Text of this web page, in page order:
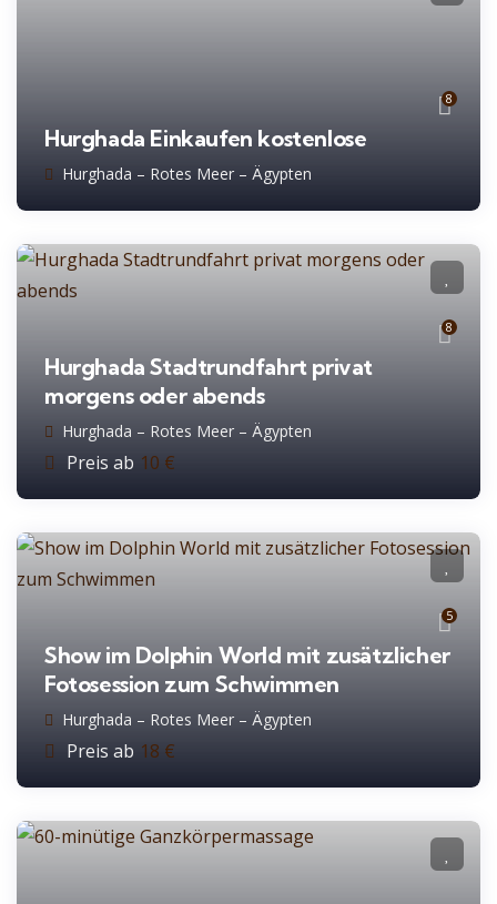
8
Hurghada Einkaufen kostenlose
Hurghada – Rotes Meer – Ägypten
8
Hurghada Stadtrundfahrt privat
morgens oder abends
Hurghada – Rotes Meer – Ägypten
Preis ab 10 €
5
Show im Dolphin World mit zusätzlicher
Fotosession zum Schwimmen
Hurghada – Rotes Meer – Ägypten
Preis ab 18 €